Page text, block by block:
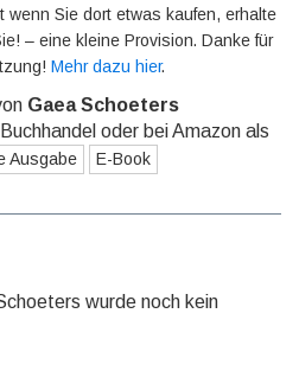
wenn Sie dort etwas kaufen, erhalte
– eine kleine Provision. Danke für
Mehr dazu hier.
Gaea Schoeters
oder bei Amazon als
Ausgabe E-Book
wurde noch kein